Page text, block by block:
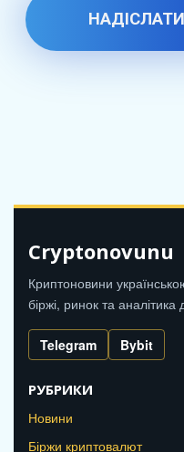
Cryptonovunu
Криптоновини
біржі, ринок та аналітика
Telegram Bybit
РУБРИКИ
Новини
Біржи криптовалют